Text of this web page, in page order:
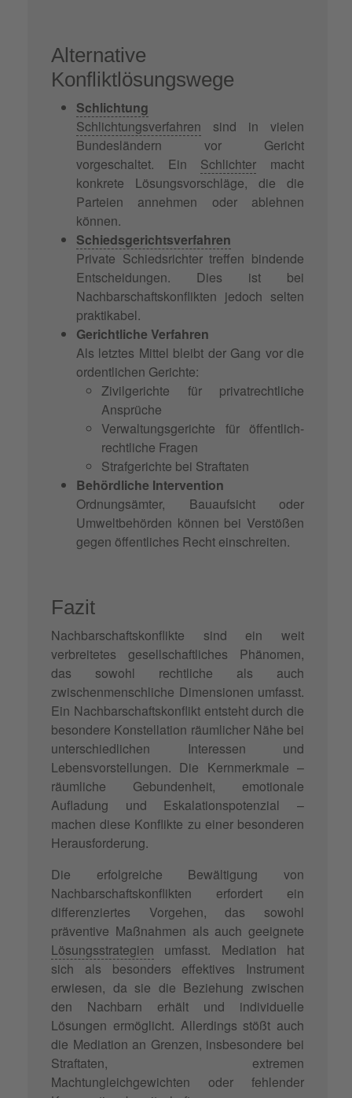
Alternative
Konfliktlösungswege
Schlichtung
Schlichtungsverfahren sind in vielen
Bundesländern vor Gericht
vorgeschaltet. Ein Schlichter macht
konkrete Lösungsvorschläge, die die
Parteien annehmen oder ablehnen
können.
Schiedsgerichtsverfahren
Private Schiedsrichter treffen bindende
Entscheidungen. Dies ist bei
Nachbarschaftskonflikten jedoch selten
praktikabel.
Gerichtliche Verfahren
Als letztes Mittel bleibt der Gang vor die
ordentlichen Gerichte:
Zivilgerichte für privatrechtliche
Ansprüche
Verwaltungsgerichte für öffentlich-
rechtliche Fragen
Strafgerichte bei Straftaten
Behördliche Intervention
Ordnungsämter, Bauaufsicht oder
Umweltbehörden können bei Verstößen
gegen öffentliches Recht einschreiten.
Fazit
Nachbarschaftskonflikte sind ein weit
verbreitetes gesellschaftliches Phänomen,
das sowohl rechtliche als auch
zwischenmenschliche Dimensionen umfasst.
Ein Nachbarschaftskonflikt entsteht durch die
besondere Konstellation räumlicher Nähe bei
unterschiedlichen Interessen und
Lebensvorstellungen. Die Kernmerkmale –
räumliche Gebundenheit, emotionale
Aufladung und Eskalationspotenzial –
machen diese Konflikte zu einer besonderen
Herausforderung.
Die erfolgreiche Bewältigung von
Nachbarschaftskonflikten erfordert ein
differenziertes Vorgehen, das sowohl
präventive Maßnahmen als auch geeignete
Lösungsstrategien umfasst. Mediation hat
sich als besonders effektives Instrument
erwiesen, da sie die Beziehung zwischen
den Nachbarn erhält und individuelle
Lösungen ermöglicht. Allerdings stößt auch
die Mediation an Grenzen, insbesondere bei
Straftaten, extremen
Machtungleichgewichten oder fehlender